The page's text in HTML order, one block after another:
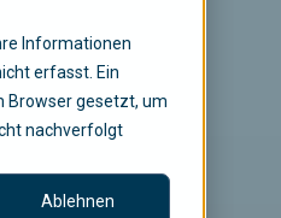
Informationen
erfasst. Ein
Browser gesetzt, um
nachverfolgt
Ablehnen